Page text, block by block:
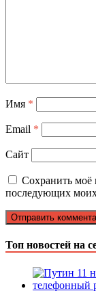
Имя *
Email *
Сайт
Сохранить моё
последующих
Топ новостей на